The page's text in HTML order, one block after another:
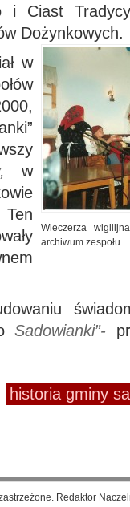
i Ciast
Dożynkowych.
Wieczerza
archiwum zespołu
w
w
Ten
Sadowianki”-
historia gminy
Redaktor